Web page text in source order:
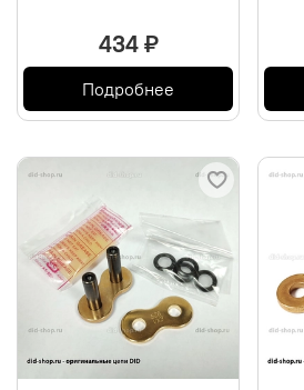
434 ₽
Подробнее